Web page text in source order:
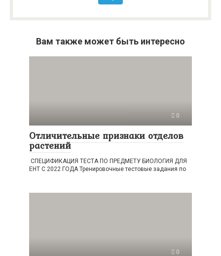
Вам также может быть интересно
0
Отличительные признаки отделов
растений
СПЕЦИФИКАЦИЯ ТЕСТА ПО ПРЕДМЕТУ БИОЛОГИЯ ДЛЯ
ЕНТ С 2022 ГОДА Тренировочные тестовые задания по
0